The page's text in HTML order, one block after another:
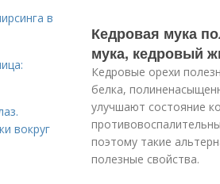
Кедровая мука
мука, кедровый
Кедровые орехи
белка,
улучшают состояние
поэтому такие
полезные свойства.
в
вокруг